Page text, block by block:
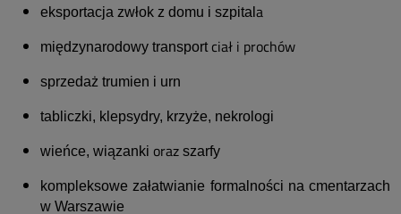
eksportacja zwłok z domu i szpital a
międzynarodowy transport ciał i prochów
sprzedaż trumien i urn
tabliczki, klepsydry, krzyże, nekrologi
wieńce, wiązanki oraz szarfy
kompleksowe załatwianie formalności na cmentarzach
w Warszawie